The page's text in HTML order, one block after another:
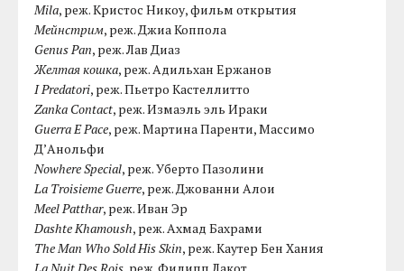
Mila, реж. Кристос Никоу, фильм открытия
Мейнстрим, реж. Джиа Коппола
Genus Pan, реж. Лав Диаз
Желтая кошка, реж. Адильхан Ержанов
I Predatori, реж. Пьетро Кастеллитто
Zanka Contact, реж. Измаэль эль Ираки
Guerra E Pace, реж. Мартина Паренти, Массимо
Д’Анольфи
Nowhere Special, реж. Уберто Пазолини
La Troisieme Guerre, реж. Джованни Алои
Meel Patthar, реж. Иван Эр
Dashte Khamoush, реж. Ахмад Бахрами
The Man Who Sold His Skin, реж. Каутер Бен Хания